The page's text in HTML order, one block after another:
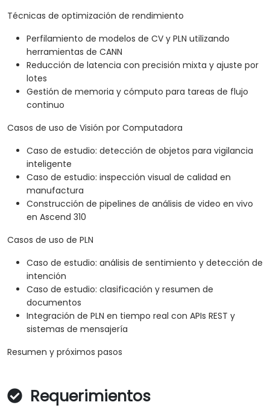
Técnicas de optimización de rendimiento
Perfilamiento de modelos de CV y PLN utilizando
herramientas de CANN
Reducción de latencia con precisión mixta y ajuste por
lotes
Gestión de memoria y cómputo para tareas de flujo
continuo
Casos de uso de Visión por Computadora
Caso de estudio: detección de objetos para vigilancia
inteligente
Caso de estudio: inspección visual de calidad en
manufactura
Construcción de pipelines de análisis de video en vivo
en Ascend 310
Casos de uso de PLN
Caso de estudio: análisis de sentimiento y detección de
intención
Caso de estudio: clasificación y resumen de
documentos
Integración de PLN en tiempo real con APIs REST y
sistemas de mensajería
Resumen y próximos pasos
Requerimientos